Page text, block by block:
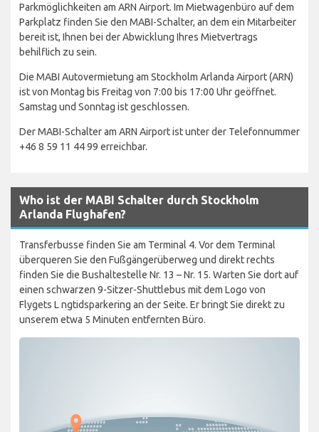
Parkmöglichkeiten am ARN Airport. Im Mietwagenbüro auf dem
Parkplatz finden Sie den MABI-Schalter, an dem ein Mitarbeiter
bereit ist, Ihnen bei der Abwicklung Ihres Mietvertrags
behilflich zu sein.
Die MABI Autovermietung am Stockholm Arlanda Airport (ARN)
ist von Montag bis Freitag von 7:00 bis 17:00 Uhr geöffnet.
Samstag und Sonntag ist geschlossen.
Der MABI-Schalter am ARN Airport ist unter der Telefonnummer
+46 8 59 11 44 99 erreichbar.
Who ist der MABI Schalter durch Stockholm
Arlanda Flughafen?
Transferbusse finden Sie am Terminal 4. Vor dem Terminal
überqueren Sie den Fußgängerüberweg und direkt rechts
finden Sie die Bushaltestelle Nr. 13 – Nr. 15. Warten Sie dort auf
einen schwarzen 9-Sitzer-Shuttlebus mit dem Logo von
Flygets L ngtidsparkering an der Seite. Er bringt Sie direkt zu
unserem etwa 5 Minuten entfernten Büro.